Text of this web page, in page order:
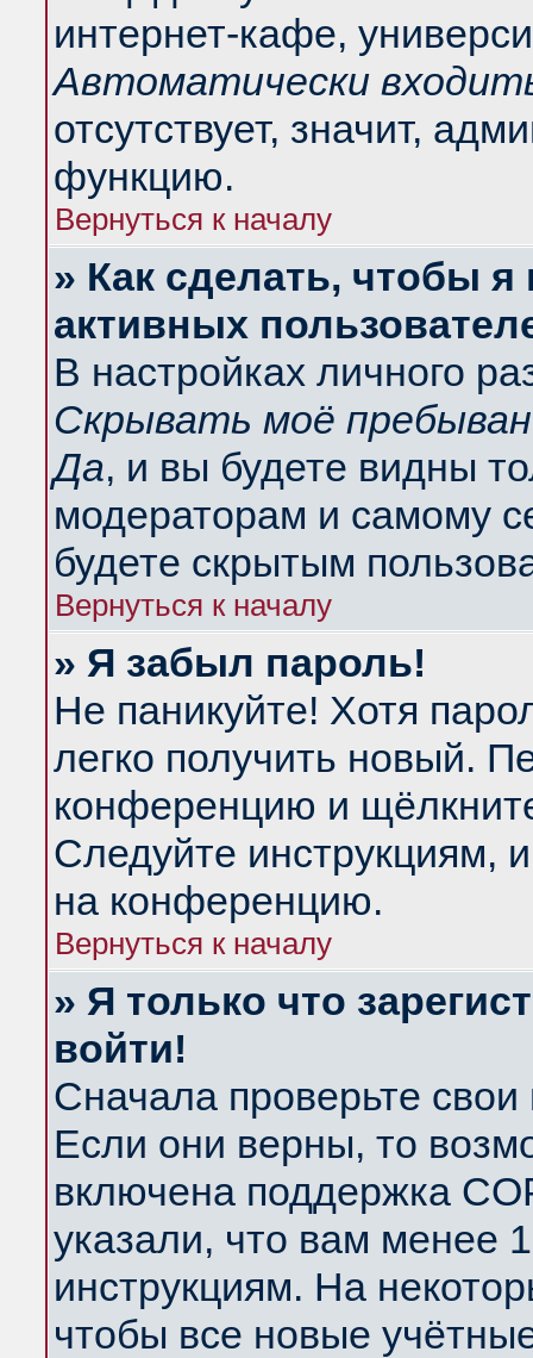
интернет-кафе,
Автоматически
отсутствует, значит,
функцию.
Вернуться к началу
» Как сделать, чтобы
активных
В настройках личного
Скрывать моё
Да, и вы будете видны
модераторам и самому
будете скрытым
Вернуться к началу
» Я забыл пароль!
Не паникуйте! Хотя
легко получить новый.
конференцию и
Следуйте инструкциям,
на конференцию.
Вернуться к началу
» Я только что
войти!
Сначала проверьте
Если они верны, то
включена поддержка
указали, что вам менее
инструкциям. На
чтобы все новые